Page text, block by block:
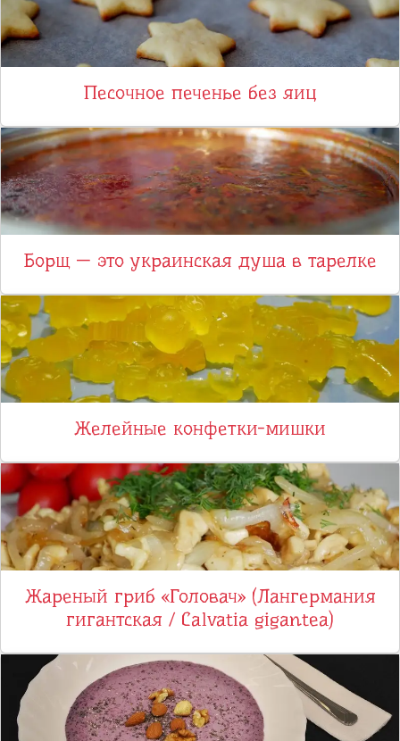
Песочное печенье без яиц
Борщ — это украинская душа в тарелке
Желейные конфетки-мишки
Жареный гриб «Головач» (Лангермания
гигантская / Calvatia gigantea)